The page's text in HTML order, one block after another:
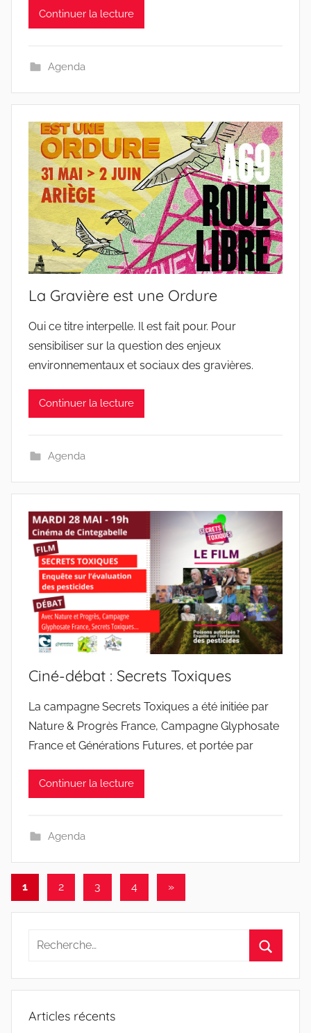
Continuer la lecture
Agenda
La Gravière est une Ordure
Oui ce titre interpelle. Il est fait pour. Pour
sensibiliser sur la question des enjeux
environnementaux et sociaux des gravières.
Continuer la lecture
Agenda
Ciné-débat : Secrets Toxiques
La campagne Secrets Toxiques a été initiée par
Nature & Progrès France, Campagne Glyphosate
France et Générations Futures, et portée par
Continuer la lecture
Agenda
Pagination
des
publications
1 2 3 4
Articles
suivants
»
Recherche
:
Articles récents